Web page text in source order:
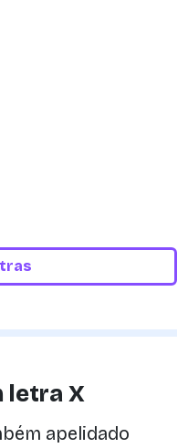
letra X
apelidado